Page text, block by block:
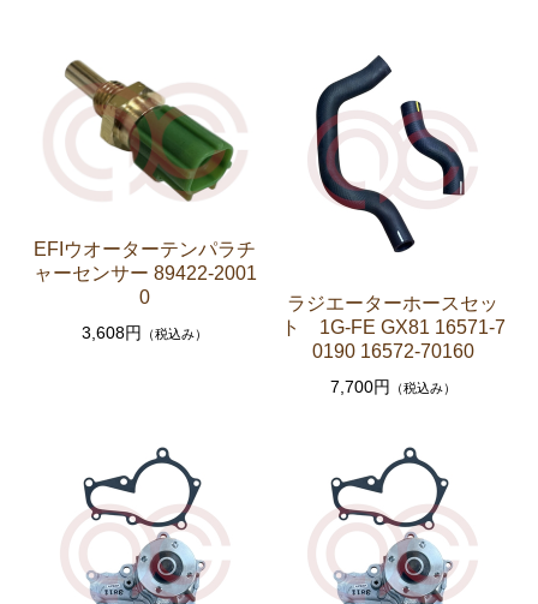
セリカXX GA61 MA61 MA63
エンジンパーツ 5M-GEU MA61
エンジンパーツ M-TEU MA63
エンジンパーツ 1G-GEU GA61
エンジンパーツ 1G-EU GA61
エンジンパーツ（マウント 他）
ブレーキパーツ（マスターシリンダー リペアキッ
クラッチパーツ（マスターシリンダー クラッチレリ
ステアリングパーツ（各種リペアキット ラックブー
ツ ラックエンド タイロッドエンド など）
足回りパーツ（アッパーマウント ベアリング ボールジ
ョイント ブッシュ類 など）
EFIウオーターテンパラチ
ャーセンサー 89422-2001
0
3,608円 （税込み）
ラジエーターホースセッ
ト 1G-FE GX81 16571-7
0190 16572-70160
7,700円 （税込み）